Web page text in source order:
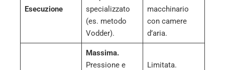
Esecuzione
specializzato
(es. metodo
Vodder).
macchinario
con camere
d’aria.
Massima.
Pressione e
Limitata.